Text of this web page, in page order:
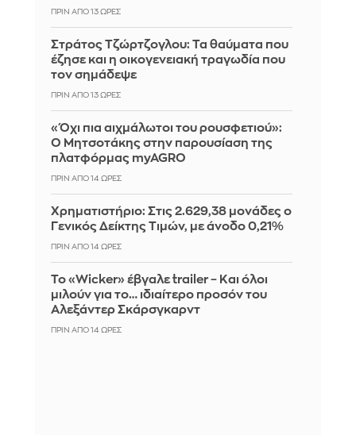
ΠΡΙΝ ΑΠΌ 13 ΏΡΕΣ
Στράτος Τζώρτζογλου: Τα θαύματα που
έζησε και η οικογενειακή τραγωδία που
τον σημάδεψε
ΠΡΙΝ ΑΠΌ 13 ΏΡΕΣ
«Όχι πια αιχμάλωτοι του ρουσφετιού»:
Ο Μητσοτάκης στην παρουσίαση της
πλατφόρμας myAGRO
ΠΡΙΝ ΑΠΌ 14 ΏΡΕΣ
Χρηματιστήριο: Στις 2.629,38 μονάδες ο
Γενικός Δείκτης Τιμών, με άνοδο 0,21%
ΠΡΙΝ ΑΠΌ 14 ΏΡΕΣ
Το «Wicker» έβγαλε trailer – Και όλοι
μιλούν για το… ιδιαίτερο προσόν του
Αλεξάντερ Σκάρσγκαρντ
ΠΡΙΝ ΑΠΌ 14 ΏΡΕΣ